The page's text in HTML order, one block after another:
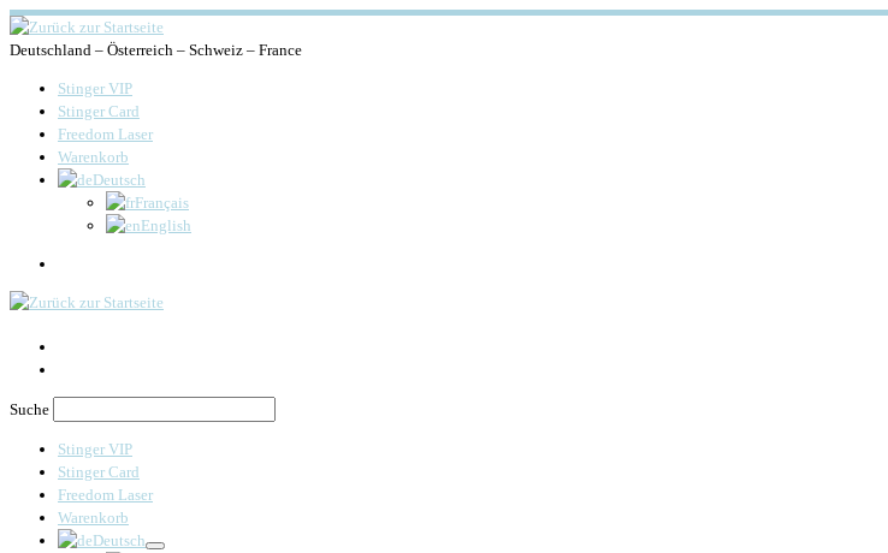
Deutschland – Österreich – Schweiz – France
Stinger VIP
Stinger Card
Freedom Laser
Warenkorb
Deutsch
Français
English
Suche
Stinger VIP
Stinger Card
Freedom Laser
Warenkorb
Deutsch